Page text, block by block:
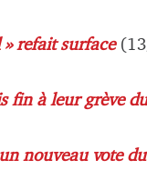
» refait surface
fin à leur grève
nouveau vote